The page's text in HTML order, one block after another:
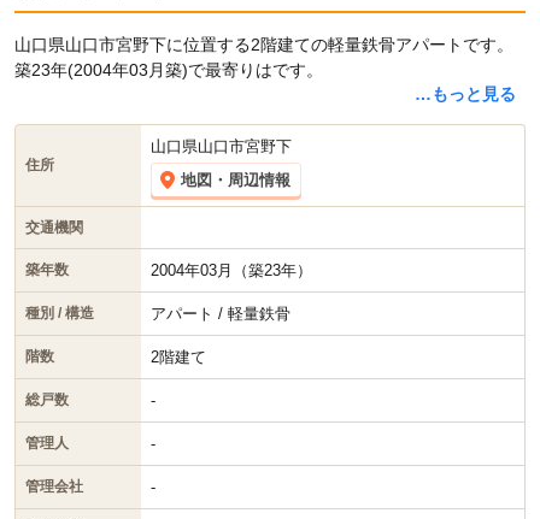
…もっと見る
山口県山口市宮野下に位置する2階建ての軽量鉄骨アパートです。
築23年(2004年03月築)で最寄りはです。
住所
山口県山口市宮野下
地図・周辺情報
交通機関
築年数 2004年03月（築23年）
種別 / 構造 アパート / 軽量鉄骨
階数 2階建て
総戸数 -
管理人 -
管理会社 -